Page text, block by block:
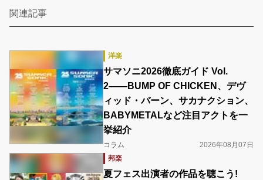
関連記事
洋楽
サマソニ2026徹底ガイド Vol.
2――BUMP OF CHICKEN、デヴ
ィッド・バーン、サカナクション、
BABYMETALなど注目アクトを一
挙紹介
コラム
2026年08月07日
邦楽
夏フェス出演者の作品を聴こう!